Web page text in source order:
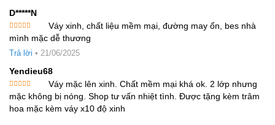
D*****n
Được xếp
hạng5 5
sao
Váy xinh, chất liệu mềm mại, đường may ổn, bes nhà
mình mặc dễ thương
Trả lời • 21/06/2025
Yendieu68
Được xếp
hạng5 5
sao
Váy mặc lên xinh. Chất mềm mại khá ok. 2 lớp nhưng
mặc không bị nóng. Shop tư vấn nhiệt tình. Được tặng kèm trâm
hoa mặc kèm váy x10 độ xinh